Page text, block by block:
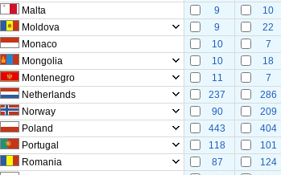
Malta
9
10
Moldova 9
22
Monaco 10
7
Mongolia 10
18
Montenegro
11
7
Netherlands 237
286
Norway 90
209
Poland 443
404
Portugal 118
101
Romania 87
124